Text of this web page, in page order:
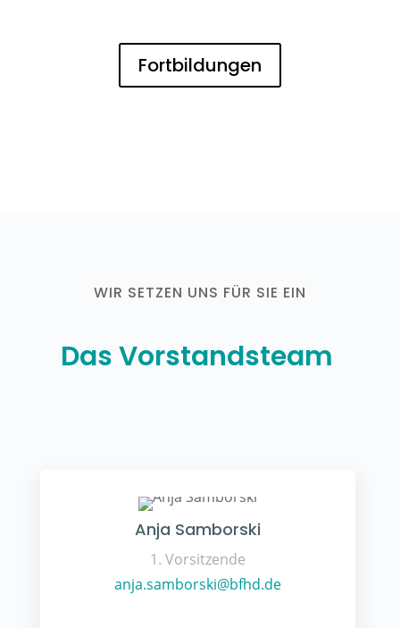
Fortbildungen
WIR SETZEN UNS FÜR SIE EIN
Das Vorstandsteam
Anja Samborski
1. Vorsitzende
anja.samborski@bfhd.de